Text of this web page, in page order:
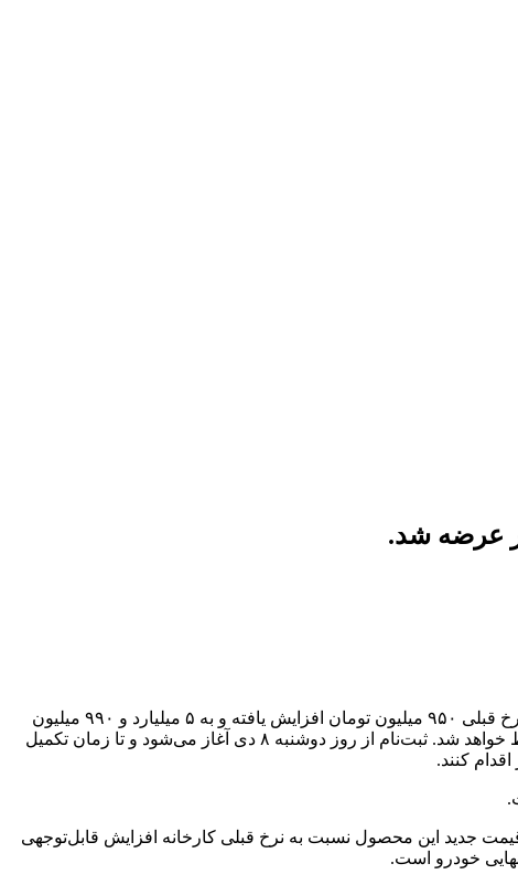
شرکت سروش موتور شرایط فروش فوق‌العاده وویا فری ۲۰۲۵ را ویژه دی‌ماه ۱۴۰۴ اعلام کرد. قیمت این کراس‌اوور نسبت به نرخ قبلی ۹۵۰ میلیون تومان افزایش یافته و به ۵ میلیارد و ۹۹۰ میلیون
تومان رسیده است. موعد تحویل خودرو ۱۲۰ روز تقویمی تعیین شده و در صورت تأخیر، سود سالیانه ۱۸ درصد برای مشتریان لحاظ خواهد شد. ثبت‌نام از روز دوشنبه ۸ دی آغاز می‌شود و تا زمان تکمیل
کنند.
سالیانه ۱۸ درصد برای مشتریان محاسبه خواهد شد. قیمت جدید این محصول نسبت به نرخ قبلی کارخانه افزایش قابل‌توجهی